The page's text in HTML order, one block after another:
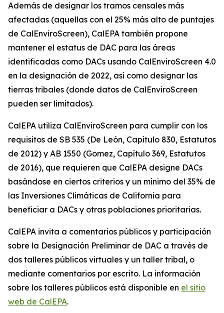
Además de designar los tramos censales más
afectadas (aquellas con el 25% más alto de puntajes
de CalEnviroScreen), CalEPA también propone
mantener el estatus de DAC para las áreas
identificadas como DACs usando CalEnviroScreen 4.0
en la designación de 2022, así como designar las
tierras tribales (donde datos de CalEnviroScreen
pueden ser limitados).
CalEPA utiliza CalEnviroScreen para cumplir con los
requisitos de SB 535 (De León, Capítulo 830, Estatutos
de 2012) y AB 1550 (Gomez, Capítulo 369, Estatutos
de 2016), que requieren que CalEPA designe DACs
basándose en ciertos criterios y un mínimo del 35% de
las Inversiones Climáticas de California para
beneficiar a DACs y otras poblaciones prioritarias.
CalEPA invita a comentarios públicos y participación
sobre la Designación Preliminar de DAC a través de
dos talleres públicos virtuales y un taller tribal, o
mediante comentarios por escrito. La información
sobre los talleres públicos está disponible en el sitio
web de CalEPA.